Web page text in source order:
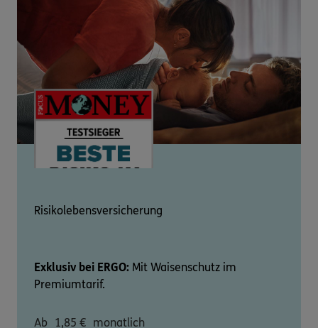
Risikolebensversicherung
Exklusiv bei ERGO: Mit Waisenschutz im
Premiumtarif.
Ab 1,85 € monatlich